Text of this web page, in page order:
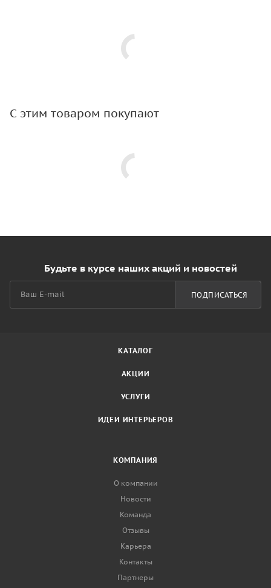
С этим товаром покупают
Будьте в курсе наших акций и новостей
ПОДПИСАТЬСЯ
КАТАЛОГ
АКЦИИ
УСЛУГИ
ИДЕИ ИНТЕРЬЕРОВ
КОМПАНИЯ
О компании
Новости
Команда
Отзывы
Карьера
Контакты
Партнеры